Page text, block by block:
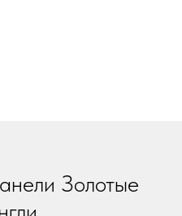
Золотые